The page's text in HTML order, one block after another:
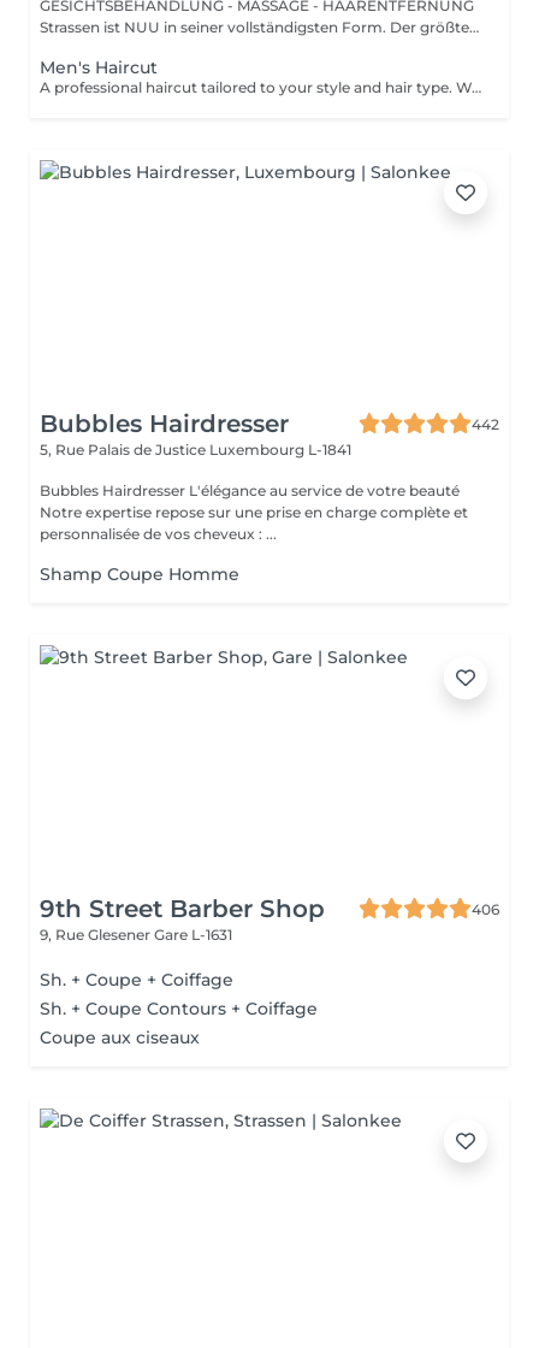
GESICHTSBEHANDLUNG - MASSAGE - HAARENTFERNUNG
Strassen ist NUU in seiner vollständigsten Form. Der größte
Men's Haircut
A professional haircut tailored to your style and hair type. We begin with a short consultation to discuss your expectations, followed by a gentle wash while you relax lying comfortably in our Maletti chair, a precise cut, and a smooth blow-dry. We use Dyson Pro tools that protect your hair from excessive heat and deliver a sleek, polished finish. LaBiosthétique care and styling products provide holistic care for hair and scalp, combining scientific research with carefully selected natural ingredients. All brushes are sanitised with Sibel equipment, which effectively removes hair, product buildup, and impurities while reducing bacteria on the brush surface to maintain high hygiene standards for every client.
Bubbles Hairdresser
442
5, Rue Palais de Justice Luxembourg L-1841
Bubbles Hairdresser L'élégance au service de votre beauté
Notre expertise repose sur une prise en charge complète et
personnalisée de vos cheveux : ...
Shamp Coupe Homme
9th Street Barber Shop
406
9, Rue Glesener Gare L-1631
Sh. + Coupe + Coiffage
Sh. + Coupe Contours + Coiffage
Coupe aux ciseaux